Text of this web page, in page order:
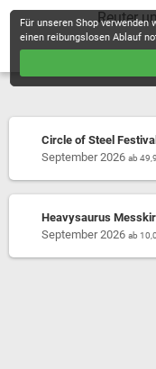
Reuter
Circle of Steel Festival
September 2026 ab
Heavysaurus
September 2026 ab
Für unseren Shop
einen reibungslosen Ablauf